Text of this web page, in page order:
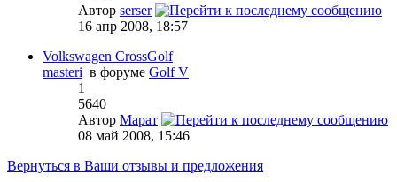
Автор serser
16 апр 2008, 18:57
Volkswagen CrossGolf
masteri в форуме Golf V
1
5640
Автор Марат
08 май 2008, 15:46
Вернуться в Ваши отзывы и предложения